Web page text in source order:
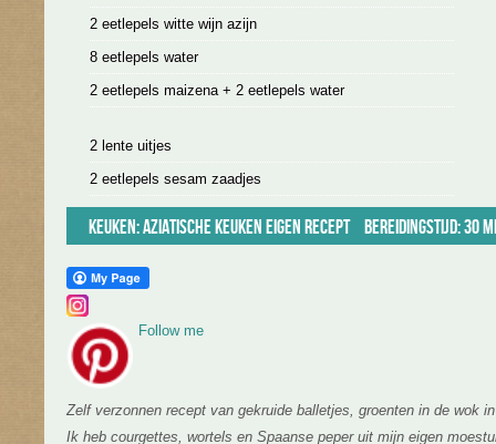
2 eetlepels witte wijn azijn
8 eetlepels water
2 eetlepels maizena + 2 eetlepels water
2 lente uitjes
2 eetlepels sesam zaadjes
Keuken:Aziatische keuken Eigen recept Bereidingstijd: 30
Follow me
Zelf verzonnen recept van gekruide balletjes, groenten in de wok
Ik heb courgettes, wortels en Spaanse peper uit mijn eigen